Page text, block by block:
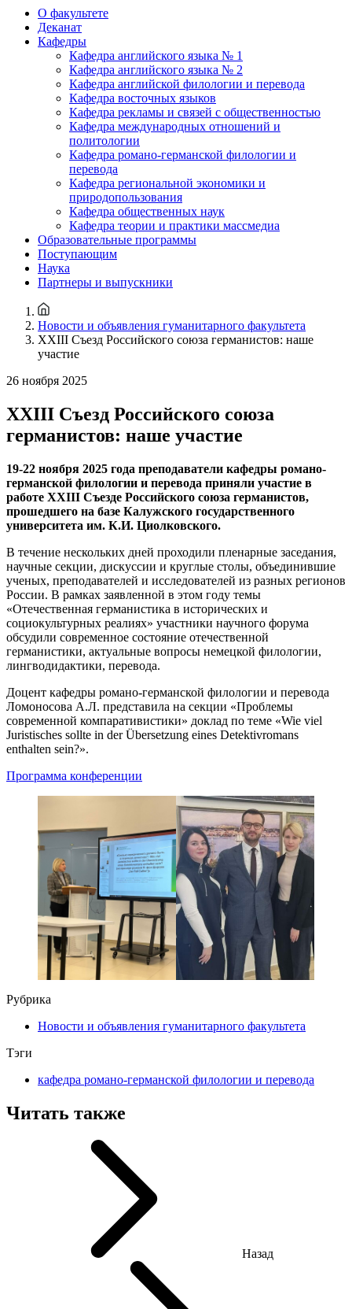
О факультете
Деканат
Кафедры
Кафедра английского языка № 1
Кафедра английского языка № 2
Кафедра английской филологии и перевода
Кафедра восточных языков
Кафедра рекламы и связей с общественностью
Кафедра международных отношений и
политологии
Кафедра романо-германской филологии и
перевода
Кафедра региональной экономики и
природопользования
Кафедра общественных наук
Кафедра теории и практики массмедиа
Образовательные программы
Поступающим
Наука
Партнеры и выпускники
Новости и объявления гуманитарного факультета
XXIII Съезд Российского союза германистов: наше
участие
26 ноября 2025
XXIII Съезд Российского союза
германистов: наше участие
19-22 ноября 2025 года преподаватели кафедры романо-
германской филологии и перевода приняли участие в
работе XXIII Съезде Российского союза германистов,
прошедшего на базе Калужского государственного
университета им. К.И. Циолковского.
В течение нескольких дней проходили пленарные заседания,
научные секции, дискуссии и круглые столы, объединившие
ученых, преподавателей и исследователей из разных регионов
России. В рамках заявленной в этом году темы
«Отечественная германистика в исторических и
социокультурных реалиях» участники научного форума
обсудили современное состояние отечественной
германистики, актуальные вопросы немецкой филологии,
лингводидактики, перевода.
Доцент кафедры романо-германской филологии и перевода
Ломоносова А.Л. представила на секции «Проблемы
современной компаративистики» доклад по теме «Wie viel
Juristisches sollte in der Übersetzung eines Detektivromans
enthalten sein?».
Программа конференции
Рубрика
Новости и объявления гуманитарного факультета
Тэги
кафедра романо-германской филологии и перевода
Читать также
Назад